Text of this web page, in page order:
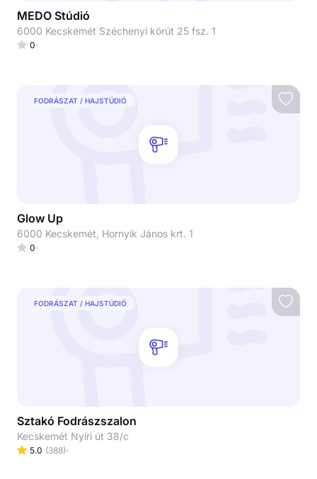
MEDO Stúdió
6000 Kecskemét Széchenyi körút 25 fsz. 1
0
FODRÁSZAT / HAJSTÚDIÓ
Glow Up
6000 Kecskemét, Hornyik János krt. 1
0
FODRÁSZAT / HAJSTÚDIÓ
Sztakó Fodrászszalon
Kecskemét Nyíri út 38/c
5.0 (388)